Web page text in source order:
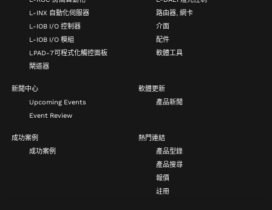
L-INX 自動化伺服器
L-IOB I/O 控制器
L-IOB I/O 模組
LPAD-7可程式化觸控面板
閘道器
路由器, 網卡
介面
配件
軟體工具
新聞中心
Upcoming Events
Event Review
軟體更新
產品新聞
成功案例
成功案例
熱門連結
產品型錄
產品搜尋
報價
註冊